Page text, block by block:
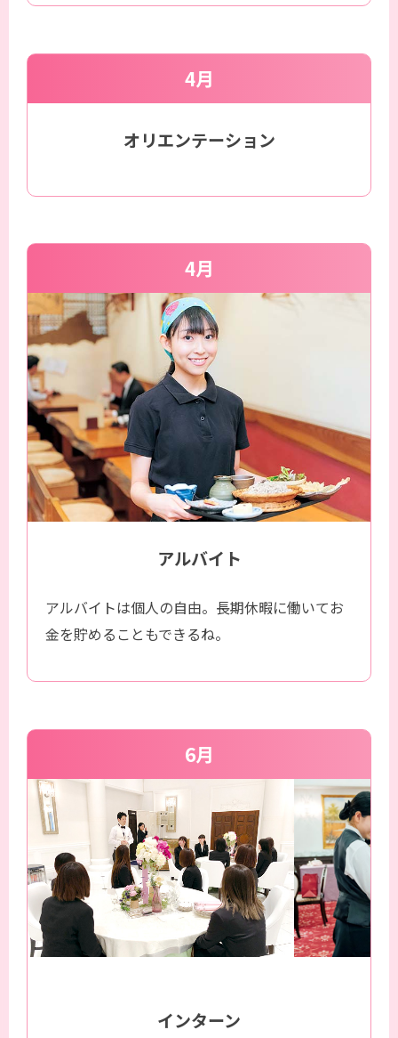
4月
オリエンテーション
4月
アルバイト
アルバイトは個人の自由。長期休暇に働いてお
金を貯めることもできるね。
6月
インターン